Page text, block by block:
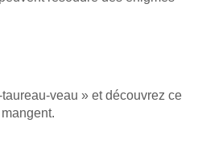
veau » et découvrez ce